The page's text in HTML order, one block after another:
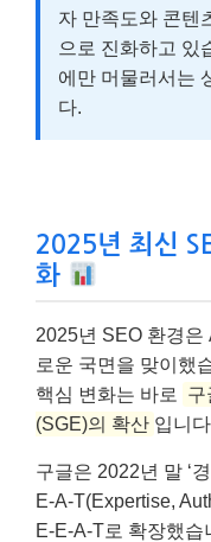
자 만족도와 콘텐
으로 진화하고 있
에만 머물러서는
다.
2025년 최신
화
2025년 SEO 환경은
로운 국면을 맞이했
핵심 변화는 바로
구
(SGE)의 확산 입니
구글은 2022년 말 ‘
E-A-T(Expertise,
E-E-A-T로 확장했